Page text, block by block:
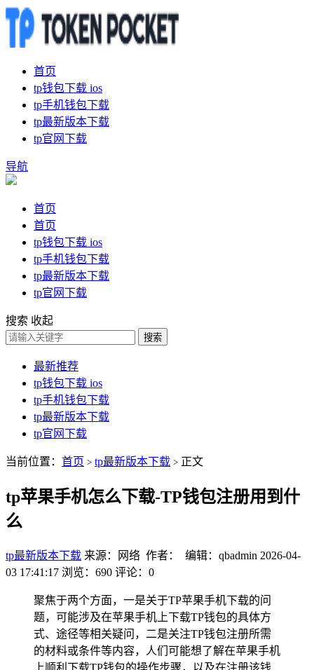
首页
tp钱包下载 ios
tp手机钱包下载
tp最新版本下载
tp官网下载
导航
首页
首页
tp钱包下载 ios
tp手机钱包下载
tp最新版本下载
tp官网下载
搜索 收起
搜索
最新推荐
tp钱包下载 ios
tp手机钱包下载
tp最新版本下载
tp官网下载
当前位置： 首页 > tp最新版本下载 > 正文
tp苹果手机怎么下载-TP钱包注册用到什
么
tp最新版本下载 来源：网络 作者： 编辑：qbadmin 2026-04-
03 17:41:17 浏览：690 评论：0
聚焦于两个方面，一是关于TP苹果手机下载的问
题，可能涉及在苹果手机上下载TP钱包的具体方
式、途径等相关疑问，二是关注TP钱包注册所需
的材料或条件等内容，人们可能想了解在苹果手机
上顺利下载TP钱包的操作步骤，以及在注册该钱